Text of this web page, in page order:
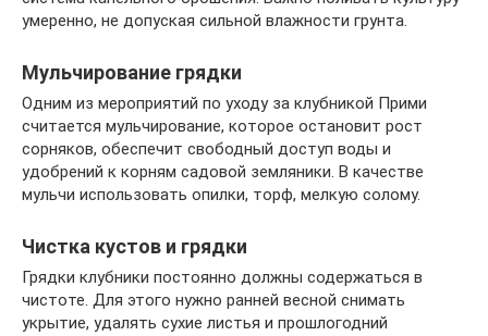
умеренно, не допуская сильной влажности грунта.
Мульчирование грядки
Одним из мероприятий по уходу за клубникой Прими
считается мульчирование, которое остановит рост
сорняков, обеспечит свободный доступ воды и
удобрений к корням садовой земляники. В качестве
мульчи использовать опилки, торф, мелкую солому.
Чистка кустов и грядки
Грядки клубники постоянно должны содержаться в
чистоте. Для этого нужно ранней весной снимать
укрытие, удалять сухие листья и прошлогодний